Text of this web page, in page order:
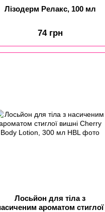
Лізодерм Релакс, 100 мл
74 грн
Лосьйон для тіла з
ароматом стиглої